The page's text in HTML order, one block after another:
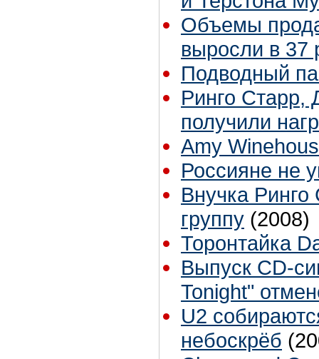
Объемы
выросли в 37
Подводный
Ринго Старр,
получили
Amy
Россияне не
Внучка Ринго
группу (2008)
Торонтайка
Выпуск CD-
Tonight"
U2
небоскрёб